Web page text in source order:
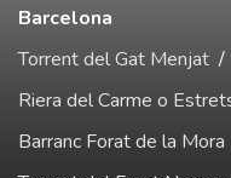
Barcelona
Torrent del Gat Menjat /
Riera del Carme o
Barranc Forat de la Mora